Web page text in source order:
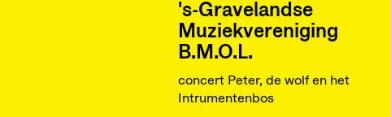
's-Gravelandse
Muziekvereniging
B.M.O.L.
concert Peter, de wolf en het
Intrumentenbos